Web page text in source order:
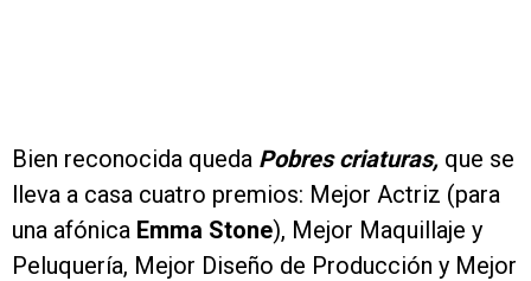
Bien reconocida queda Pobres criaturas, que se
lleva a casa cuatro premios: Mejor Actriz (para
una afónica Emma Stone), Mejor Maquillaje y
Peluquería, Mejor Diseño de Producción y Mejor